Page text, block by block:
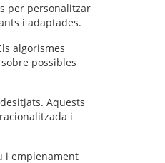
per personalitzar
i adaptades.
algorismes
possibles
Aquests
i
i emplenament